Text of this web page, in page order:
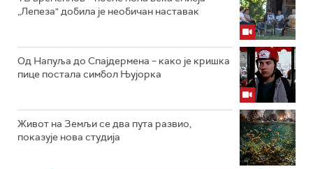
„Лепеза" добила је необичан наставак
Од Напуља до Спајдермена – како је кришка
пице постала симбол Њујорка
Живот на Земљи се два пута развио,
показује нова студија